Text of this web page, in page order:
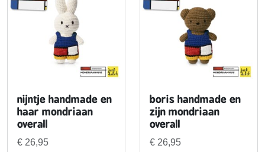
nijntje handmade en
haar mondriaan
overall
€ 26,95
boris handmade en
zijn mondriaan
overall
€ 26,95